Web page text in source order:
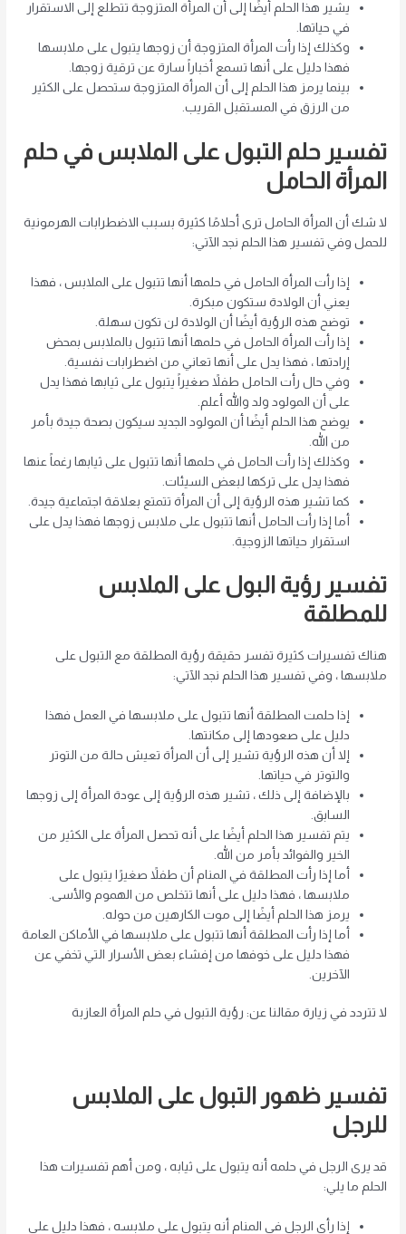
يشير هذا الحلم أيضًا إلى أن المرأة المتزوجة تتطلع إلى الاستقرار
في حياتها.
وكذلك إذا رأت المرأة المتزوجة أن زوجها يتبول على ملابسها
فهذا دليل على أنها تسمع أخباراً سارة عن ترقية زوجها.
بينما يرمز هذا الحلم إلى أن المرأة المتزوجة ستحصل على الكثير
من الرزق في المستقبل القريب.
تفسير حلم التبول على الملابس في حلم
المرأة الحامل
لا شك أن المرأة الحامل ترى أحلامًا كثيرة بسبب الاضطرابات الهرمونية
للحمل وفي تفسير هذا الحلم نجد الآتي:
إذا رأت المرأة الحامل في حلمها أنها تتبول على الملابس ، فهذا
يعني أن الولادة ستكون مبكرة.
توضح هذه الرؤية أيضًا أن الولادة لن تكون سهلة.
إذا رأت المرأة الحامل في حلمها أنها تتبول بالملابس بمحض
إرادتها ، فهذا يدل على أنها تعاني من اضطرابات نفسية.
وفي حال رأت الحامل طفلاً صغيراً يتبول على ثيابها فهذا يدل
على أن المولود ولد والله أعلم.
يوضح هذا الحلم أيضًا أن المولود الجديد سيكون بصحة جيدة بأمر
من الله.
وكذلك إذا رأت الحامل في حلمها أنها تتبول على ثيابها رغماً عنها
فهذا يدل على تركها لبعض السيئات.
كما تشير هذه الرؤية إلى أن المرأة تتمتع بعلاقة اجتماعية جيدة.
أما إذا رأت الحامل أنها تتبول على ملابس زوجها فهذا يدل على
استقرار حياتها الزوجية.
تفسير رؤية البول على الملابس
للمطلقة
هناك تفسيرات كثيرة تفسر حقيقة رؤية المطلقة مع التبول على
ملابسها ، وفي تفسير هذا الحلم نجد الآتي:
إذا حلمت المطلقة أنها تتبول على ملابسها في العمل فهذا
دليل على صعودها إلى مكانتها.
إلا أن هذه الرؤية تشير إلى أن المرأة تعيش حالة من التوتر
والتوتر في حياتها.
بالإضافة إلى ذلك ، تشير هذه الرؤية إلى عودة المرأة إلى زوجها
السابق.
يتم تفسير هذا الحلم أيضًا على أنه تحصل المرأة على الكثير من
الخير والفوائد بأمر من الله.
أما إذا رأت المطلقة في المنام أن طفلاً صغيرًا يتبول على
ملابسها ، فهذا دليل على أنها تتخلص من الهموم والأسى.
يرمز هذا الحلم أيضًا إلى موت الكارهين من حوله.
أما إذا رأت المطلقة أنها تتبول على ملابسها في الأماكن العامة
فهذا دليل على خوفها من إفشاء بعض الأسرار التي تخفي عن
الآخرين.
لا تتردد في زيارة مقالنا عن: رؤية التبول في حلم المرأة العازبة
تفسير ظهور التبول على الملابس
للرجل
قد يرى الرجل في حلمه أنه يتبول على ثيابه ، ومن أهم تفسيرات هذا
الحلم ما يلي:
إذا رأى الرجل في المنام أنه يتبول على ملابسه ، فهذا دليل على